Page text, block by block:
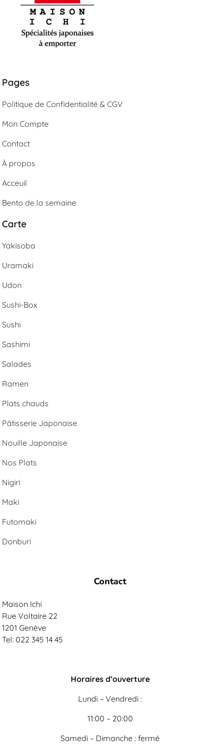
Pages
Politique de Confidentialité & CGV
Mon Compte
Contact
À propos
Acceuil
Bento de la semaine
Carte
Yakisoba
Uramaki
Udon
Sushi-Box
Sushi
Sashimi
Salades
Ramen
Plats chauds
Pâtisserie Japonaise
Nouille Japonaise
Nos Plats
Nigiri
Maki
Futomaki
Donburi
Contact
Maison Ichi
Rue Voltaire 22
1201 Genève
Tel: 022 345 14 45
Horaires d’ouverture
Lundi – Vendredi :
11:00 – 20:00
Samedi – Dimanche : fermé